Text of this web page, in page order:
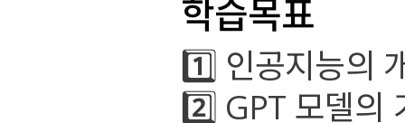
학습목표
1️⃣ 인공지능의
2️⃣ GPT 모델의